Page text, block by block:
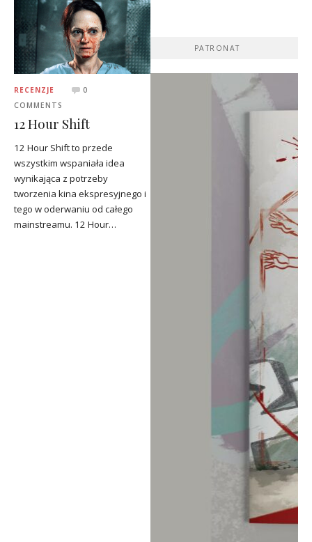
RECENZJE
0
COMMENTS
12 Hour Shift
12 Hour Shift to przede
wszystkim wspaniała idea
wynikająca z potrzeby
tworzenia kina ekspresyjnego i
tego w oderwaniu od całego
mainstreamu. 12 Hour…
PATRONAT